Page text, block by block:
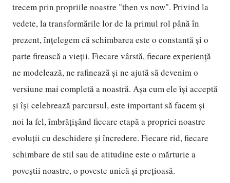
trecem prin propriile noastre "then vs now". Privind la
vedete, la transformările lor de la primul rol până în
prezent, înțelegem că schimbarea este o constantă și o
parte firească a vieții. Fiecare vârstă, fiecare experiență
ne modelează, ne rafinează și ne ajută să devenim o
versiune mai completă a noastră. Așa cum ele își acceptă
și își celebrează parcursul, este important să facem și
noi la fel, îmbrățișând fiecare etapă a propriei noastre
evoluții cu deschidere și încredere. Fiecare rid, fiecare
schimbare de stil sau de atitudine este o mărturie a
poveștii noastre, o poveste unică și prețioasă.